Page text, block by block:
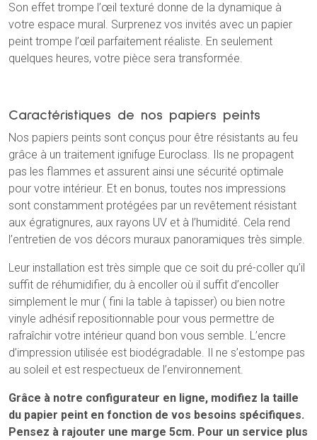
Son effet trompe l’œil texturé donne de la dynamique à
votre espace mural. Surprenez vos invités avec un papier
peint trompe l’œil parfaitement réaliste. En seulement
quelques heures, votre pièce sera transformée.
Caractéristiques de nos papiers peints
Nos papiers peints sont conçus pour être résistants au feu
grâce à un traitement ignifuge Euroclass. Ils ne propagent
pas les flammes et assurent ainsi une sécurité optimale
pour votre intérieur. Et en bonus, toutes nos impressions
sont constamment protégées par un revêtement résistant
aux égratignures, aux rayons UV et à l’humidité. Cela rend
l’entretien de vos décors muraux panoramiques très simple.
Leur installation est très simple que ce soit du pré-coller qu’il
suffit de réhumidifier, du à encoller où il suffit d’encoller
simplement le mur ( fini la table à tapisser) ou bien notre
vinyle adhésif repositionnable pour vous permettre de
rafraîchir votre intérieur quand bon vous semble. L’encre
d’impression utilisée est biodégradable. Il ne s’estompe pas
au soleil et est respectueux de l’environnement.
Grâce à notre configurateur en ligne, modifiez la taille
du papier peint en fonction de vos besoins spécifiques.
Pensez à rajouter une marge 5cm. Pour un service plus